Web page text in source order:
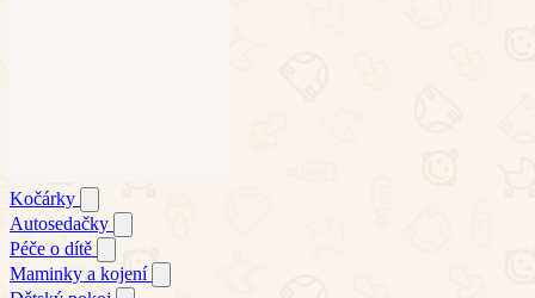
Kočárky
Autosedačky
Péče o dítě
Maminky a kojení